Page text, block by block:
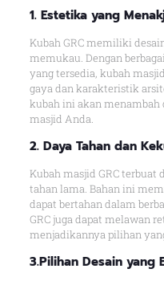
1. Estetika yang
Kubah GRC memiliki
memukau. Dengan
yang tersedia, kubah
gaya dan karakteristik
kubah ini akan
masjid Anda.
2. Daya Tahan dan
Kubah masjid GRC terbuat
tahan lama. Bahan ini
dapat bertahan dalam
GRC juga dapat melawan
menjadikannya pilihan
3.Pilihan Desain yang